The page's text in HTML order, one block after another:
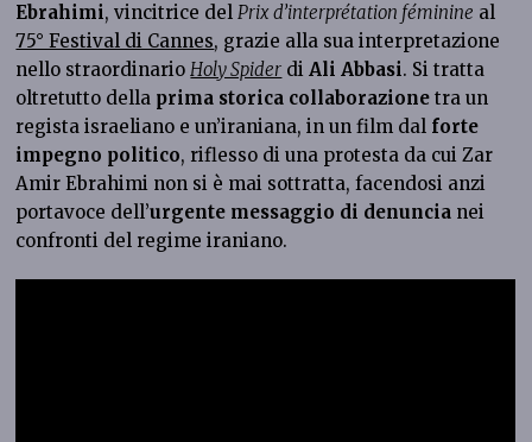
Ebrahimi, vincitrice delPrix d’interprétation féminine al
75° Festival di Cannes, grazie alla sua interpretazione
nello straordinarioHoly Spider diAli Abbasi. Si tratta
oltretutto della prima storica collaborazione tra un
regista israeliano e un’iraniana, in un film dal forte
impegno politico, riflesso di una protesta da cui Zar
Amir Ebrahimi non si è mai sottratta, facendosi anzi
portavoce dell’urgente messaggio di denuncia nei
confronti del regime iraniano.